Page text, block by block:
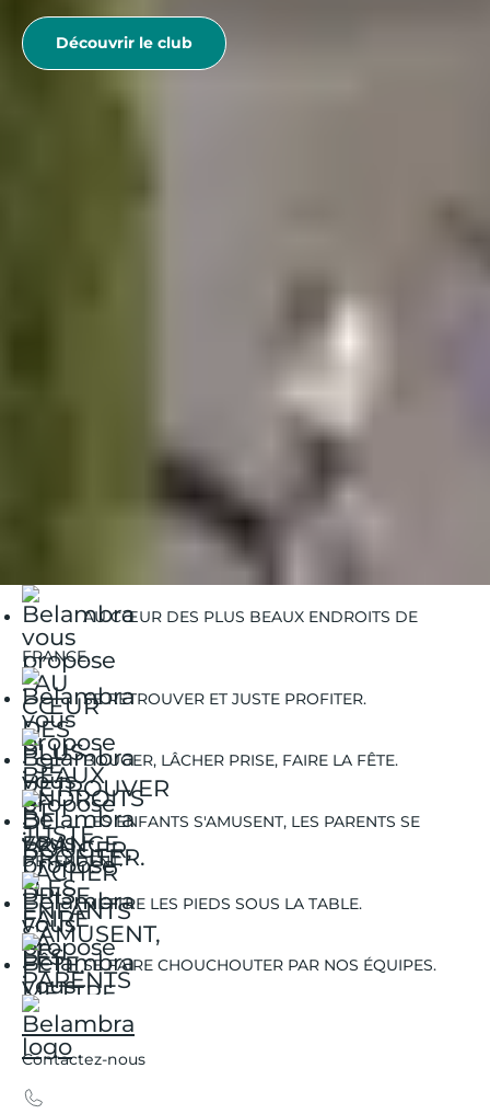
Découvrir le club
Les patois français : histoire d’un patrimoine linguistique
L'Hermione : la reconstruction d'un navire d'exception
AU CŒUR DES PLUS BEAUX ENDROITS DE
FRANCE.
SE RETROUVER ET JUSTE PROFITER.
BOUGER, LÂCHER PRISE, FAIRE LA FÊTE.
LES ENFANTS S'AMUSENT, LES PARENTS SE
DÉTENDENT.
METTRE LES PIEDS SOUS LA TABLE.
SE FAIRE CHOUCHOUTER PAR NOS ÉQUIPES.
Contactez-nous